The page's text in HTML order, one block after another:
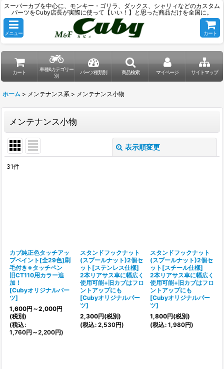
スーパーカブを中心に、モンキー・ゴリラ、ダックス、シャリィなどのカスタム
パーツをCuby店長が実際に使って【いい！】と思った商品だけを全国に。
メニュー カート
カート
車種&カテゴリー
別
パーツ種類別 商品検索 マイページ サイトマップ
ホーム > メンテナンス系 > メンテナンス小物
メンテナンス小物
表示順変更
31件
カブ純正色タッチアッ
プペイント[全29色]刷
毛付き※タッチペン
旧CT110用カラー追
加！
[Cubyオリジナルパー
ツ]
1,600円 ～2,000円
(税別)
(税込:
1,760円 ～2,200円)
スタンドフックナット
(スプールナット)2個セ
ット[ステンレス仕様]
2本リアサス車に幅広く
使用可能+旧カブはフロ
ントアップにも
[Cubyオリジナルパー
ツ]
2,300円(税別)
(税込: 2,530円)
スタンドフックナット
(スプールナット)2個セ
ット[スチール仕様]
2本リアサス車に幅広く
使用可能+旧カブはフロ
ントアップにも
[Cubyオリジナルパー
ツ]
1,800円(税別)
(税込: 1,980円)